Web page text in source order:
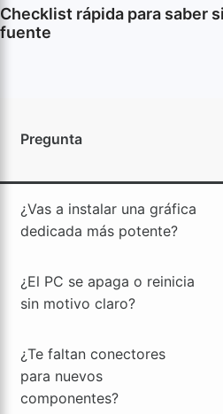
Checklist rápida para saber
fuente
Pregunta
¿Vas a instalar una gráfica
dedicada más potente?
¿El PC se apaga o reinicia
sin motivo claro?
¿Te faltan conectores
para nuevos
componentes?